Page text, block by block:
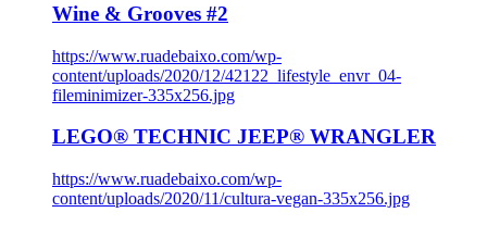
Wine & Grooves #2
https://www.ruadebaixo.com/wp-
content/uploads/2020/12/42122_lifestyle_envr_04-
fileminimizer-335x256.jpg
LEGO® TECHNIC JEEP® WRANGLER
https://www.ruadebaixo.com/wp-
content/uploads/2020/11/cultura-vegan-335x256.jpg